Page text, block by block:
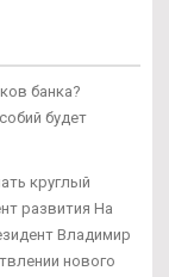
банка?
будет
круглый
развития На
Владимир
нового